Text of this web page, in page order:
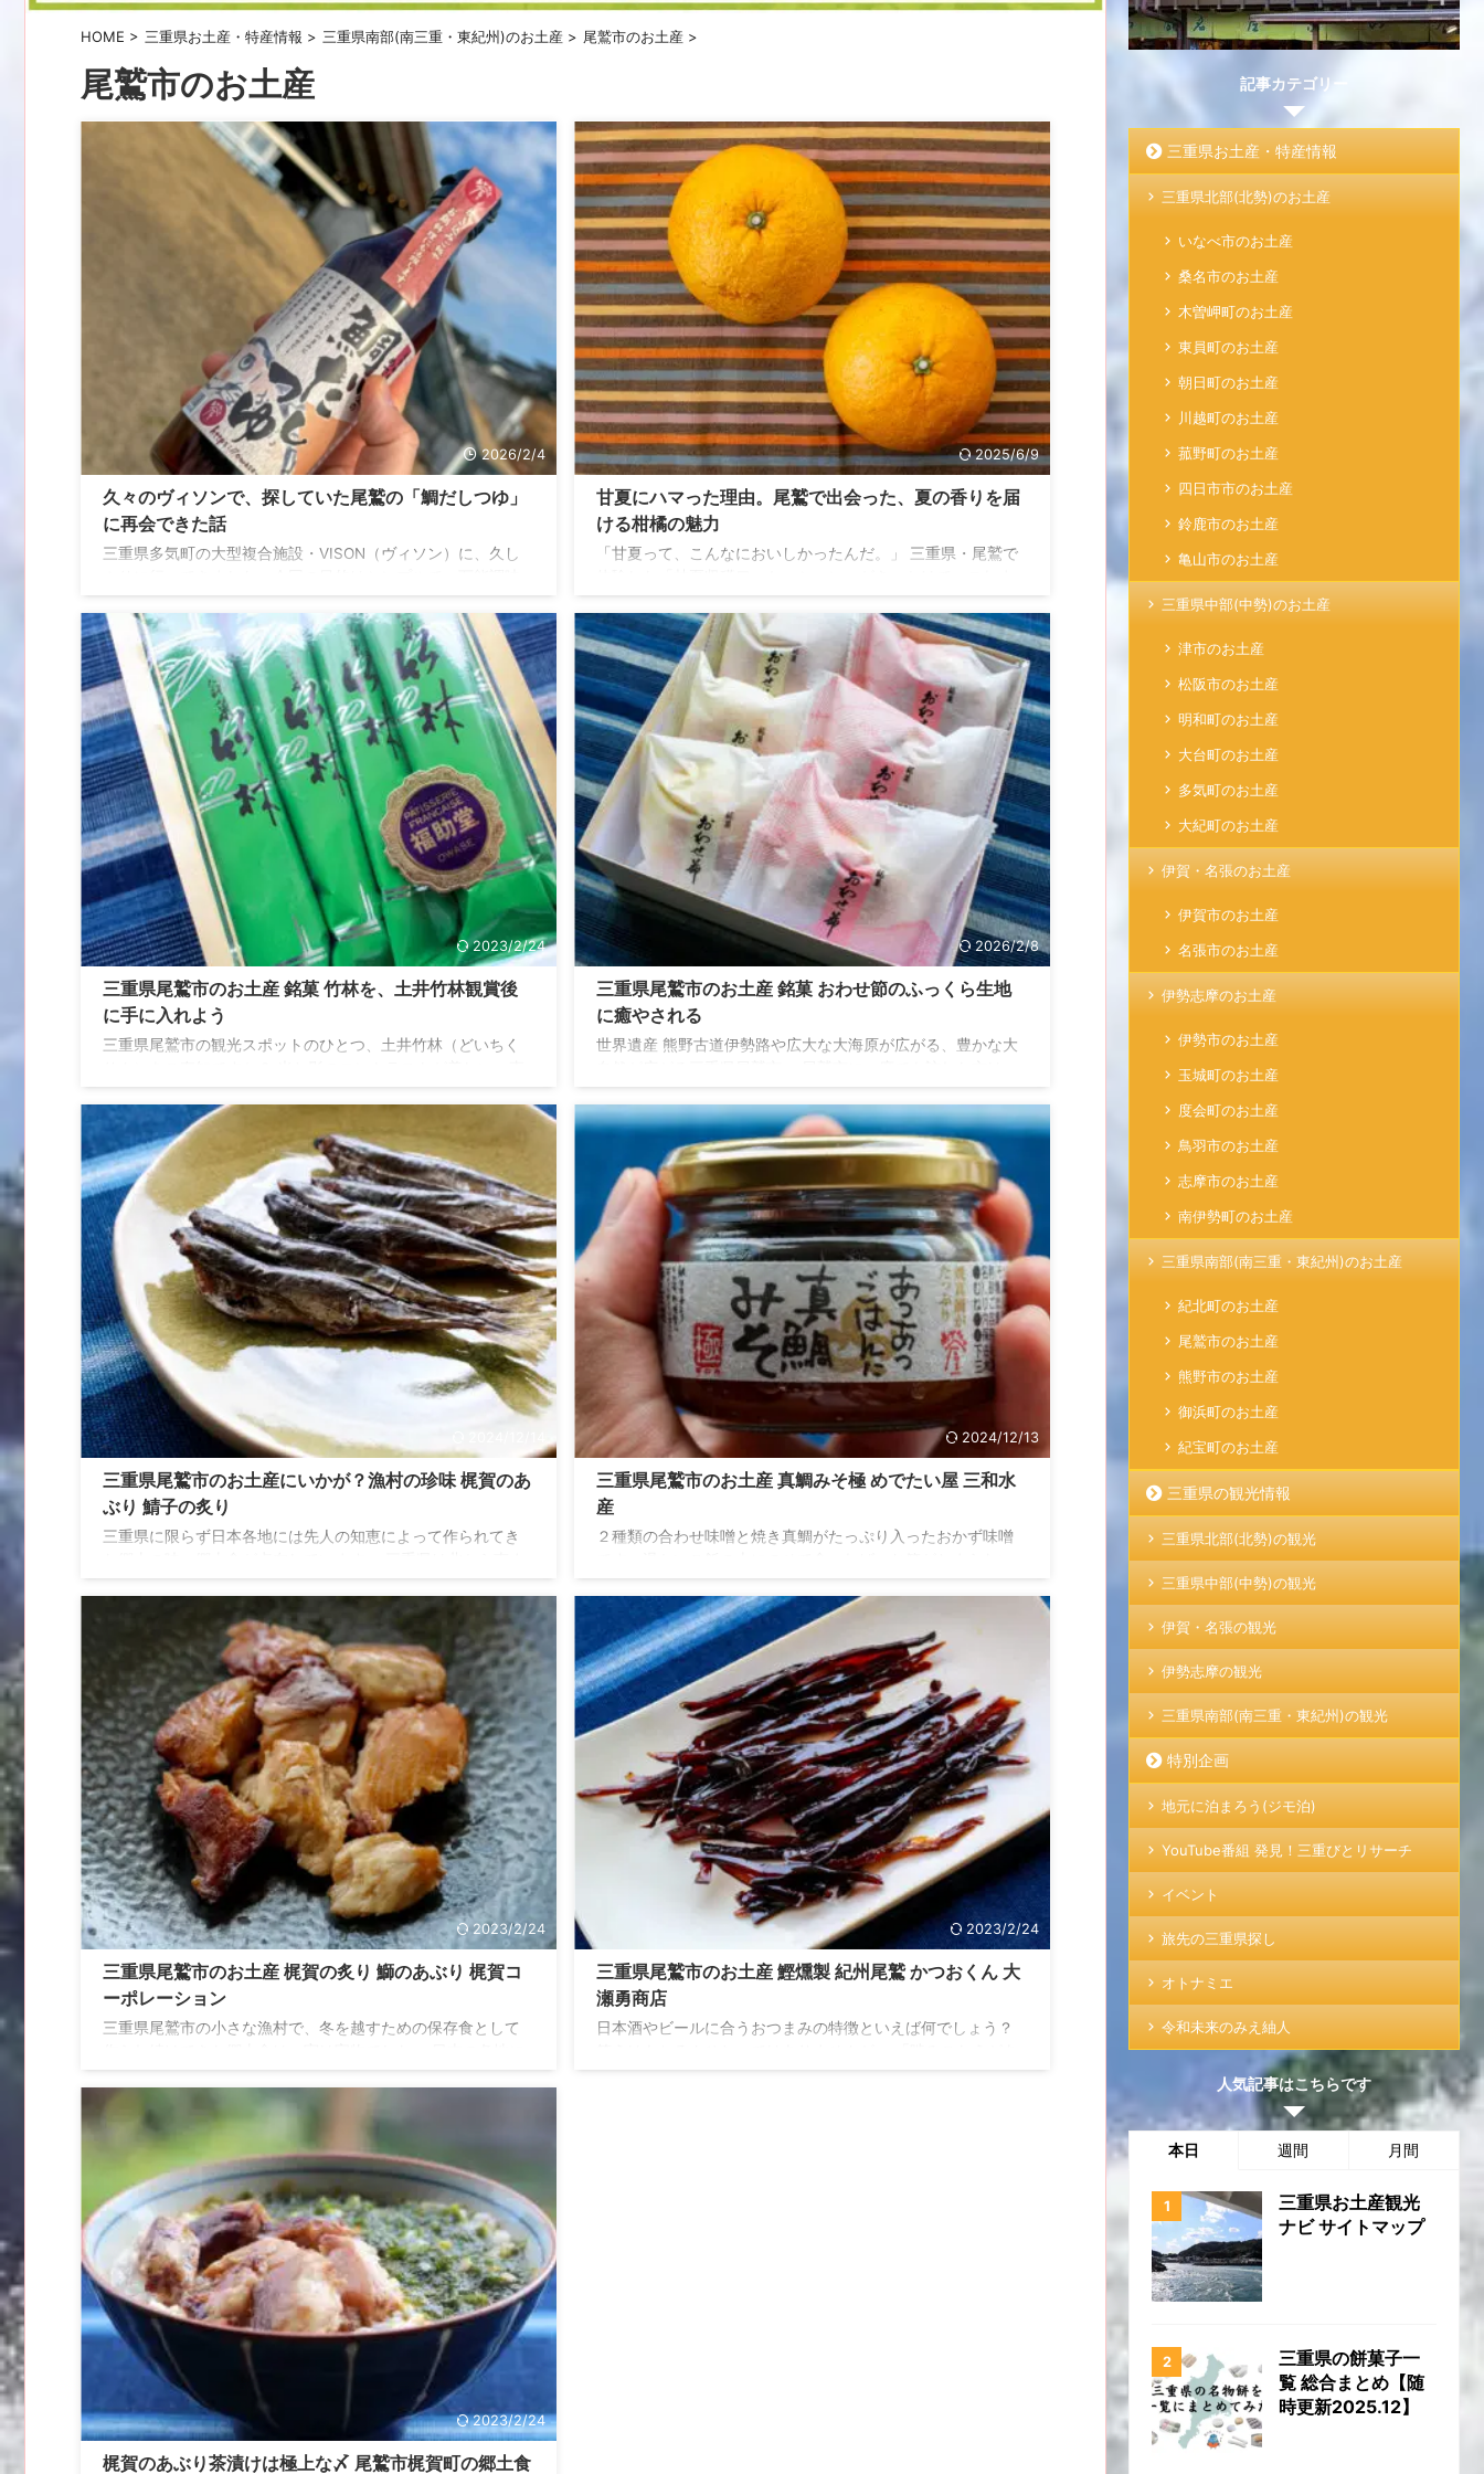
HOME > 三重県お土産・特産情報 > 三重県南部(南三重・東紀州)のお土産 > 尾鷲市のお土産 >
尾鷲市のお土産
2026/2/4
久々のヴィソンで、探していた尾鷲の「鯛だしつゆ」
に再会できた話
三重県多気町の大型複合施設・VISON（ヴィソン）に、久し
和水産）」の鯛だしつゆを手に入れること！切らしてしまっ
てから、じわじわと「ない不便さ」を感じていました。 住ま
いである伊勢市周辺で手に入る場所はどこなのか？そうして
行き着いたのが、ヴィソンでした。 万能調味料 鯛だしつゆ
「近場で買える場所が見当たらない」問題 めでたい屋の鯛だ
しつゆ 鯛だしつゆって、あると本当に助かる万能調味料で
す。夏はそうめ ...
2025/6/9
甘夏にハマった理由。尾鷲で出会った、夏の香りを届
ける柑橘の魅力
「甘夏って、こんなにおいしかったんだ。」 三重県・尾鷲で
した。今では、道の駅やスーパーで見かけるたびに思わず手
に取ってしまうほど。爽やかな酸味とやさしい甘さ、そして
生産者の想いが詰まった尾鷲の甘夏。この記事では、そんな
甘夏の魅力やオススメの食べ方、そして出会いのエピソード
をお届けします。 甘夏収穫ワーケーションとは 甘夏収穫ワー
ケーション(甘ワー)は、ワーケーションとはWork x Vacation
...
2023/2/24
三重県尾鷲市のお土産 銘菓 竹林を、土井竹林観賞後
に手に入れよう
三重県尾鷲市の観光スポットのひとつ、土井竹林（どいちく
違いなしです。 そんな土井竹林に心を奪われた後に、ぜひ手
に入れてほしい尾鷲土産、福助堂さんの尾鷲銘菓 竹林（ちく
りん）をご紹介します。 個包装で日持ちもしますので、ご自
宅用にも職場への手土産にも最適なお菓子です。ぜひ手に入
れてみてください。 こんな人におすすめ 土井竹林の見事な竹
林を鑑賞した人 尾鷲の銘菓をお探しの人 尾鷲のお土産を家族
や職場な ...
2026/2/8
三重県尾鷲市のお土産 銘菓 おわせ節のふっくら生地
に癒やされる
世界遺産 熊野古道伊勢路や広大な大海原が広がる、豊かな大
ことはありませんか？ 尾鷲節は永く受け継がれ続けている尾
鷲の伝統民謡。尾鷲の街にはモニュメント以外にも石碑や壁
画など、尾鷲節にまつわる場所が点在し、住民に親しまれて
います。 今回は、そんな尾鷲節にちなんだ銘菓、福助堂さん
の「おわせ節」の紹介です。ご自宅用にもお土産にも最適な
お菓子ですので、ぜひ手に入れてみてください。 こんな人に
おすすめ 尾鷲 ...
三重県尾鷲市のお土産にいかが？漁村の珍味 梶賀のあ
ぶり 鯖子の炙り
三重県に限らず日本各地には先人の知恵によって作られてき
の地域には、昔は陸の孤島と呼ばれていた漁村も伊勢志摩か
ら南三重にかけてあります。道路が整備されるまではアクセ
スが困難であった場所では、必ずといっていいほど冬を越す
ための保存食があり、それが現代に生きる私たちにとっての
御馳走なんです。 今回ご紹介する梶賀のあぶりは、まさに先
人の知恵が詰まった郷土食の代表格。様々な種類の梶賀のあ
ぶりの中でも、特に人 ...
2024/12/13
三重県尾鷲市のお土産 真鯛みそ極 めでたい屋 三和水
産
２種類の合わせ味噌と焼き真鯛がたっぷり入ったおかず味噌
三重県尾鷲市の郷土食です。江戸時代後期(文政 1818年〜
1831)の頃、豊漁の保存方法として考え出された料理といわれ
ています。 こんな人におすすめ あつあつのご飯に合うお供を
探している人 そのままでも美味しい、おかず味噌が好きな人
尾鷲市らしい海の幸がつまったお土産を探している人 三和水
産 真鯛みそ極 商品情報 三重県尾鷲市のお土産 真鯛みそ ...
2023/2/24
三重県尾鷲市のお土産 梶賀の炙り 鰤のあぶり 梶賀コ
ーポレーション
三重県尾鷲市の小さな漁村で、冬を越すための保存食として
料理や食材をせっかくなので堪能したいですよね。もちろ
ん、三重県各地にも郷土料理や食材は溢れています。今回は
三重県尾鷲市梶賀町の郷土食「梶賀のあぶり」をご紹介しま
す。 こんな人におすすめ 地域の郷土食に興味関心がある人 お
酒に合う美味しいおつまみを探している人 尾鷲市のお土産を
探している人 梶賀のあぶり 鰤のあぶり 商品情報 尾鷲市の小
さな漁村で ...
2023/2/24
三重県尾鷲市のお土産 鰹燻製 紀州尾鷲 かつおくん 大
瀬勇商店
日本酒やビールに合うおつまみの特徴といえば何でしょう？
2023/2/24
梶賀のあぶり茶漬けは極上な〆 尾鷲市梶賀町の郷土食
記事カテゴリー
三重県お土産・特産情報
三重県北部(北勢)のお土産
いなべ市のお土産
桑名市のお土産
木曽岬町のお土産
東員町のお土産
朝日町のお土産
川越町のお土産
菰野町のお土産
四日市市のお土産
鈴鹿市のお土産
亀山市のお土産
三重県中部(中勢)のお土産
津市のお土産
松阪市のお土産
明和町のお土産
大台町のお土産
多気町のお土産
大紀町のお土産
伊賀・名張のお土産
伊賀市のお土産
名張市のお土産
伊勢志摩のお土産
伊勢市のお土産
玉城町のお土産
度会町のお土産
鳥羽市のお土産
志摩市のお土産
南伊勢町のお土産
三重県南部(南三重・東紀州)のお土産
紀北町のお土産
尾鷲市のお土産
熊野市のお土産
御浜町のお土産
紀宝町のお土産
三重県の観光情報
三重県北部(北勢)の観光
三重県中部(中勢)の観光
伊賀・名張の観光
伊勢志摩の観光
三重県南部(南三重・東紀州)の観光
特別企画
地元に泊まろう(ジモ泊)
YouTube番組 発見！三重びとリサーチ
イベント
旅先の三重県探し
オトナミエ
令和未来のみえ紬人
人気記事はこちらです
本日 週間 月間
三重県お土産観光
ナビ サイトマップ
三重県の餅菓子一
覧 総合まとめ【随
時更新2025.12】